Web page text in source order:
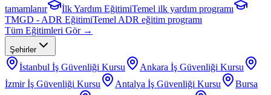
tamamlanır
İlk Yardım EğitimiTemel ilk yardım programı
TMGD - ADR EğitimiTemel ADR eğitim programı
Tüm Eğitimleri Gör →
Şehirler
İstanbul İş Güvenliği Kursu Ankara İş Güvenliği Kursu
İzmirİş Güvenliği Kursu Antalya İş Güvenliği Kursu
Bursa